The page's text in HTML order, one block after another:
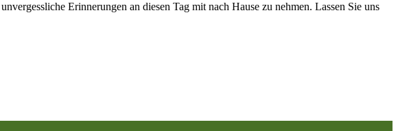
Erinnerungen an diesen Tag mit nach Hause zu nehmen. Lassen Sie uns